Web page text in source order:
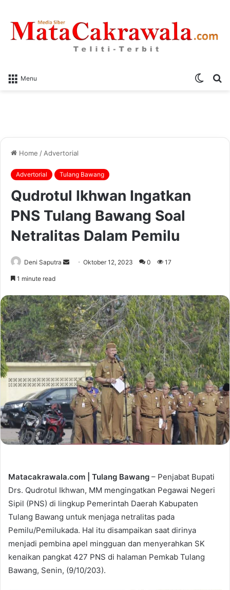
Menu
Switch
Home /Advertorial
Advertorial Tulang Bawang
Qudrotul Ikhwan Ingatkan
PNS Tulang Bawang Soal
Netralitas Dalam Pemilu
Deni Saputra
SendOktober 12, 2023 0 17
1 minute read
Matacakrawala.com | Tulang Bawang – Penjabat Bupati
Drs. Qudrotul Ikhwan, MM mengingatkan Pegawai Negeri
Sipil (PNS) di lingkup Pemerintah Daerah Kabupaten
Tulang Bawang untuk menjaga netralitas pada
Pemilu/Pemilukada. Hal itu disampaikan saat dirinya
menjadi pembina apel mingguan dan menyerahkan SK
kenaikan pangkat 427 PNS di halaman Pemkab Tulang
Bawang, Senin, (9/10/203).